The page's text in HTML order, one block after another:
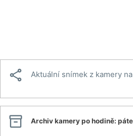
 Aktuální snímek z kamery
 Archiv kamery po hodině: